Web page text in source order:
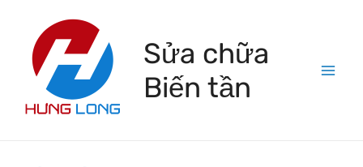
content
Sửa chữa
Biến tần